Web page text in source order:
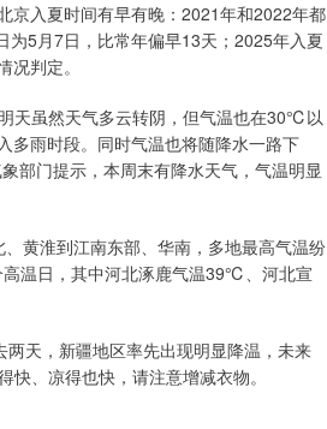
京入夏时间有早有晚：2021年和2022年都
5月7日，比常年偏早13天；2025年入夏
判定。
天虽然天气多云转阴，但气温也在30℃以
多雨时段。同时气温也将随降水一路下
部门提示，本周末有降水天气，气温明显
黄淮到江南东部、华南，多地最高气温纷
温日，其中河北涿鹿气温39℃、河北宣
天，新疆地区率先出现明显降温，未来
、凉得也快，请注意增减衣物。